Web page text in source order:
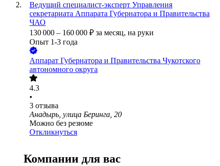
Ведущий специалист-эксперт Управления
секретариата Аппарата Губернатора и Правительства
ЧАО
130 000 – 160 000 ₽ за месяц, на руки
Опыт 1-3 года
Аппарат Губернатора и Правительства Чукотского
автономного округа
4.3
•
3 отзыва
Анадырь, улица Беринга, 20
Можно без резюме
Откликнуться
Компании для вас